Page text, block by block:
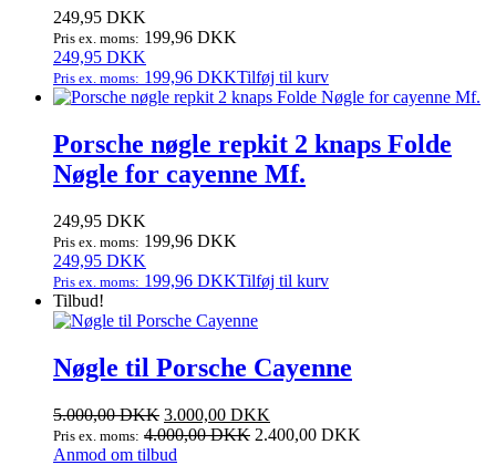
249,95 DKK
Pris ex. moms: 199,96 DKK
249,95 DKK
Pris ex. moms: 199,96 DKKTilføj til kurv
Porsche nøgle repkit 2 knaps Folde
Nøgle for cayenne Mf.
249,95 DKK
Pris ex. moms: 199,96 DKK
249,95 DKK
Pris ex. moms: 199,96 DKKTilføj til kurv
Tilbud!
Nøgle til Porsche Cayenne
5.000,00DKK Den
oprindelige
pris
3.000,00 DKK
aktuelle
Pris ex. moms: 4.000,00DKK 2.400,00 DKK
Anmod om tilbud